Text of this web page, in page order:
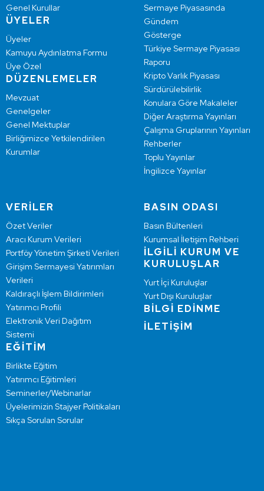
Genel Kurullar
ÜYELER
Üyeler
Kamuyu Aydınlatma Formu
Üye Özel
DÜZENLEMELER
Mevzuat
Genelgeler
Genel Mektuplar
Birliğimizce Yetkilendirilen
Kurumlar
Sermaye Piyasasında
Gündem
Gösterge
Türkiye Sermaye Piyasası
Raporu
Kripto Varlık Piyasası
Sürdürülebilirlik
Konulara Göre Makaleler
Diğer Araştırma Yayınları
Çalışma Gruplarının Yayınları
Rehberler
Toplu Yayınlar
İngilizce Yayınlar
VERİLER
Özet Veriler
Aracı Kurum Verileri
Portföy Yönetim Şirketi Verileri
Girişim Sermayesi Yatırımları
Verileri
Kaldıraçlı İşlem Bildirimleri
Yatırımcı Profili
Elektronik Veri Dağıtım
Sistemi
EĞİTİM
Birlikte Eğitim
Yatırımcı Eğitimleri
Seminerler/Webinarlar
Üyelerimizin Stajyer Politikaları
Sıkça Sorulan Sorular
BASIN ODASI
Basın Bültenleri
Kurumsal İletişim Rehberi
İLGİLİ KURUM VE
KURULUŞLAR
Yurt İçi Kuruluşlar
Yurt Dışı Kuruluşlar
BİLGİ EDİNME
İLETİŞİM